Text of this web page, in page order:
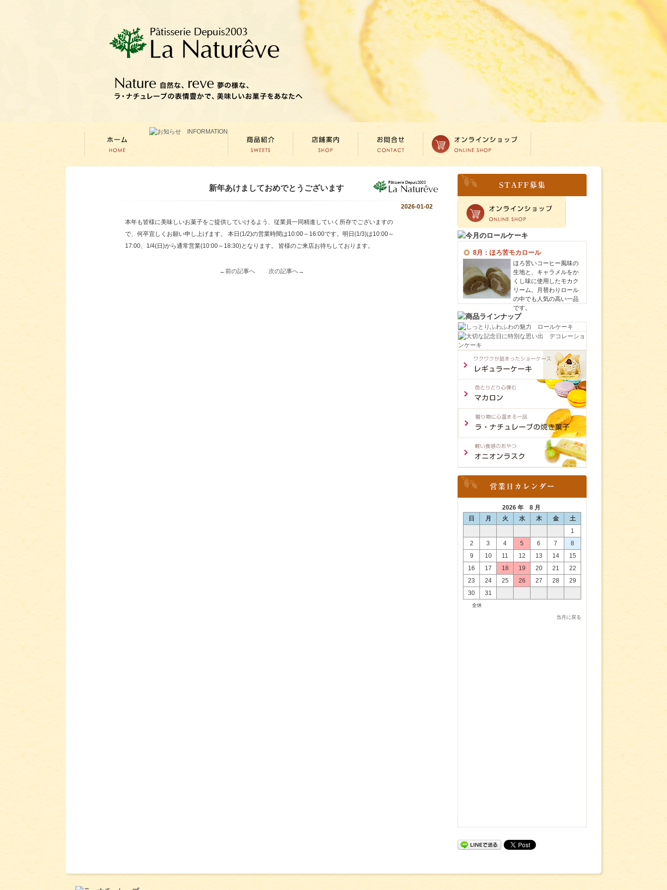
新年あけましておめでとうございます
2026-01-02
本年も皆様に美味しいお菓子をご提供していけるよう、従業員一同精進していく所存でございますの
で、何卒宜しくお願い申し上げます。 本日(1/2)の営業時間は10:00～16:00です。明日(1/3)は10:00～
17:00、1/4(日)から通常営業(10:00～18:30)となります。 皆様のご来店お待ちしております。
←前の記事へ 次の記事へ→
8月：ほろ苦モカロール
ほろ苦いコーヒー風味の
生地と、キャラメルをか
くし味に使用したモカク
リーム。月替わりロール
の中でも人気の高い一品
です。
2026 年 8 月
日
月 火 水 木 金
土
1
2
3 4 5 6 7
8
9
10 11 12 13 14
15
16
17 18 19 20 21
22
23
24 25 26 27 28
29
30
31
全休
当月に戻る